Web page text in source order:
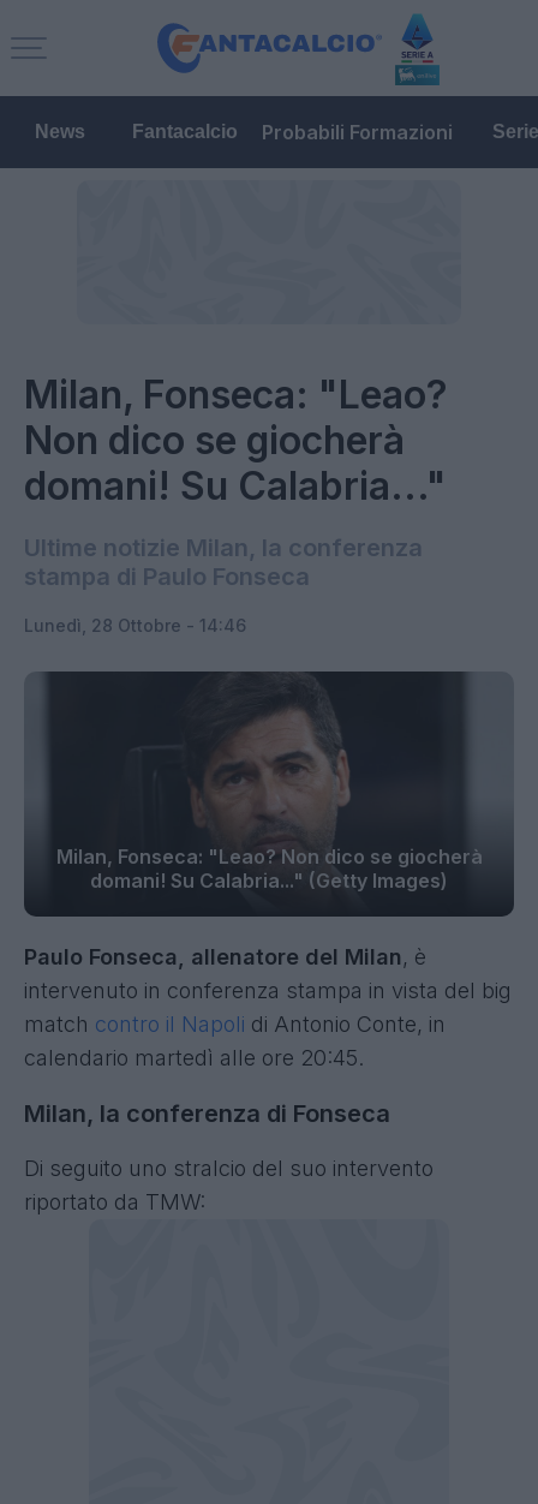
News Fantacalcio Probabili Formazioni
Milan, Fonseca: "Leao?
Non dico se giocherà
domani! Su Calabria..."
Ultime notizie Milan, la conferenza
stampa di Paulo Fonseca
Lunedì, 28 Ottobre - 14:46
Milan, Fonseca: "Leao? Non dico se giocherà
domani! Su Calabria..." (Getty Images)
Paulo Fonseca, allenatore del Milan, è
intervenuto in conferenza stampa in vista del big
match contro il Napoli di Antonio Conte, in
calendario martedì alle ore 20:45.
Milan, la conferenza di Fonseca
Di seguito uno stralcio del suo intervento
riportato da TMW: